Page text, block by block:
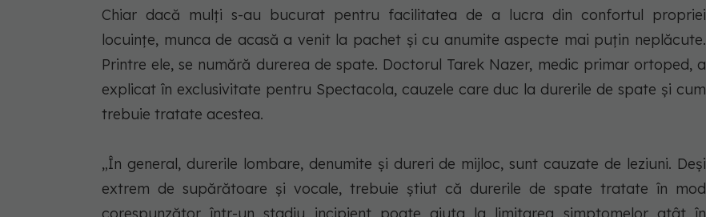
Chiar dacă mulți s-au bucurat pentru facilitatea de a lucra din confortul propriei
locuințe, munca de acasă a venit la pachet și cu anumite aspecte mai puțin neplăcute.
Printre ele, se numără durerea de spate. Doctorul Tarek Nazer, medic primar ortoped, a
explicat în exclusivitate pentru Spectacola, cauzele care duc la durerile de spate și cum
trebuie tratate acestea.
„În general, durerile lombare, denumite și dureri de mijloc, sunt cauzate de leziuni. Deși
extrem de supărătoare și vocale, trebuie știut că durerile de spate tratate în mod
corespunzător într-un stadiu incipient poate ajuta la limitarea simptomelor atât în